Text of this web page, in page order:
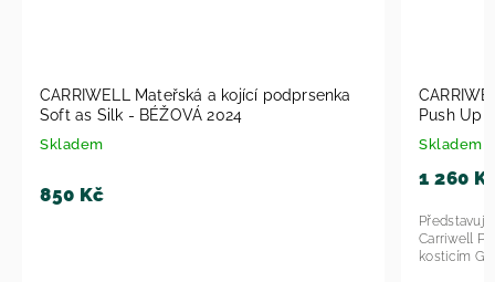
CARRIWELL Mateřská a kojící podprsenka
Soft as Silk - BÉŽOVÁ 2024
Skladem
850 Kč
Push Up
2024
Skladem
1 260
Carriwell
kosticím